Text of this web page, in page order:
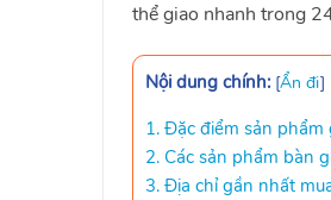
thể giao nhanh trong
Nội dung chính: [Ẩn đi]
1. Đặc điểm sản
2. Các sản phẩm bàn
3. Địa chỉ gần nhất